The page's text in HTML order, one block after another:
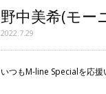
野中美希(モー
2022.7.29
いつもM-line Specialを応援